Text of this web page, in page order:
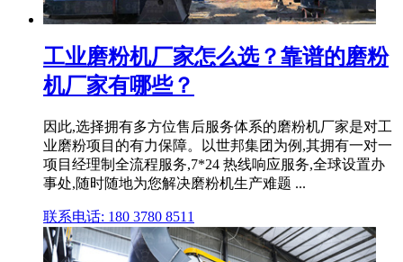
工业磨粉机厂家怎么选？靠谱的磨粉
机厂家有哪些？
因此,选择拥有多方位售后服务体系的磨粉机厂家是对工
业磨粉项目的有力保障。以世邦集团为例,其拥有一对一
项目经理制全流程服务,7*24 热线响应服务,全球设置办
事处,随时随地为您解决磨粉机生产难题 ...
联系电话: 180 3780 8511